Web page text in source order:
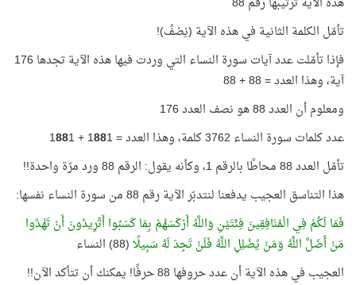
تأمّل الكلمة الثانية في هذه الآية (نِصْفُ)!
فإذا تأمّلت عدد آيات سورة النساء التي وردت فيها هذه الآية تجدها 176
آية، وهذا العدد = 88 + 88
ومعلوم أن العدد 88 هو نصف العدد 176
عدد كلمات سورة النساء 3762 كلمة، وهذا العدد = 1
881 + 1
881
تأمّل العدد 88 محاطًا بالرقم 1، وكأنه يقول: الرقم 88 ورد مرّة واحدة!!
هذا التناسق العجيب يدفعنا لنتدبّر الآية رقم 88 من سورة النساء نفسها:
فَمَا لَكُمْ فِي الْمُنَافِقِينَ فِئَتَيْنِ وَاللَّهُ أَرْكَسَهُمْ بِمَا كَسَبُوا أَتُرِيدُونَ أَنْ تَهْدُوا
مَنْ أَضَلَّ اللَّهُ وَمَنْ يُضْلِلِ اللَّهُ فَلَنْ تَجِدَ لَهُ سَبِيلًا(88) النساء
العجيب في هذه الآية أن عدد حروفها 88 حرفًا! يمكنك أن تتأكد الآن!!